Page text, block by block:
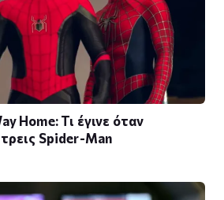
Home: Τι έγινε όταν
Spider-Man